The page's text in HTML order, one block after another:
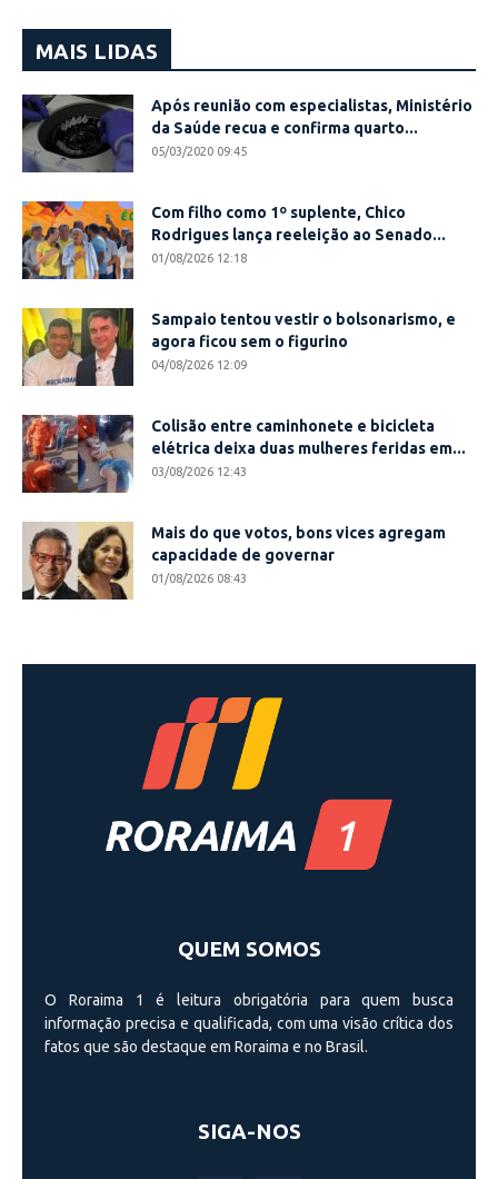
MAIS LIDAS
Após reunião com especialistas, Ministério
da Saúde recua e confirma quarto...
05/03/2020 09:45
Com filho como 1º suplente, Chico
Rodrigues lança reeleição ao Senado...
01/08/2026 12:18
Sampaio tentou vestir o bolsonarismo, e
agora ficou sem o figurino
04/08/2026 12:09
Colisão entre caminhonete e bicicleta
elétrica deixa duas mulheres feridas em...
03/08/2026 12:43
Mais do que votos, bons vices agregam
capacidade de governar
01/08/2026 08:43
QUEM SOMOS
O Roraima 1 é leitura obrigatória para quem busca
informação precisa e qualificada, com uma visão crí­tica dos
fatos que são destaque em Roraima e no Brasil.
SIGA-NOS